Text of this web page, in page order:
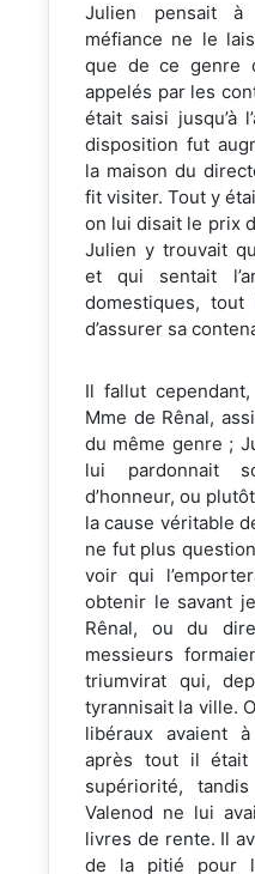
Julien pensait
méfiance ne le
que de ce genre
appelés par les
était saisi jusqu’à
disposition fut
la maison du
fit visiter. Tout y
on lui disait le prix
Julien y trouvait
et qui sentait
domestiques,
d’assurer sa
Il fallut
Mme de Rênal,
du même genre ;
lui pardonnait
d’honneur, ou
la cause véritable
ne fut plus
voir qui
obtenir le savant
Rênal, ou du
messieurs
triumvirat qui,
tyrannisait la ville.
libéraux avaient
après tout il
supériorité,
Valenod ne lui
livres de rente. Il
de la pitié pour